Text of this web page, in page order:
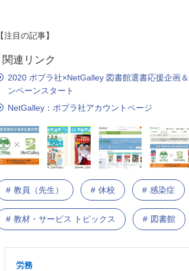
【注目の記事】
関連リンク
2020 ポプラ社×NetGalley 図書館選書応援企画
ンペーンスタート
NetGalley：ポプラ社アカウントページ
教員（先生） 休校 感染症
教材・サービス トピックス 図書館
労務